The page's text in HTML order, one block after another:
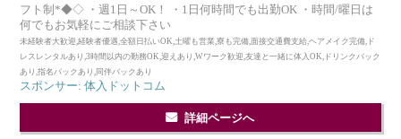
フト制*◆◇ ・週1日～OK！ ・1日何時間でも出勤OK ・時間/曜日は
何でもお気軽にご相談下さい
未経験者大歓迎,経験者優遇,全額日払いOK,土曜も営業,寮も完備,面接交通費支給,ヘアメイク完備,ド
レスレンタルあり,3時間以内の勤務OK,迎えあり,Wワーク歓迎,友達と一緒に体入OK,ドリンクバック
あり,指名バックあり,同伴バックあり
スポンサー: 体入ドットコム
詳細ページへ